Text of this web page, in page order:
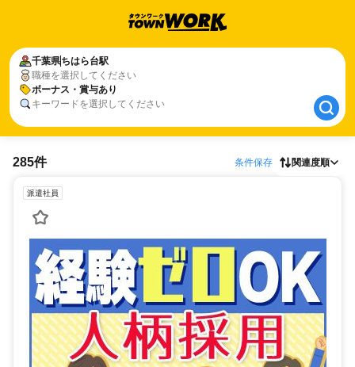
千葉県ちはら台駅
職種を選択してください
ボーナス・賞与あり
キーワードを選択してください
千葉県ちはら台駅
ボーナス・賞与あり
285件 条件保存 関連度順
派遣社員